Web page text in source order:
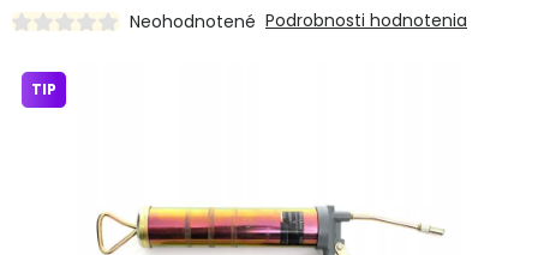
Príslušenstvo pre automobily
Domácnosť
Neohodnotené Podrobnosti hodnotenia
TIP